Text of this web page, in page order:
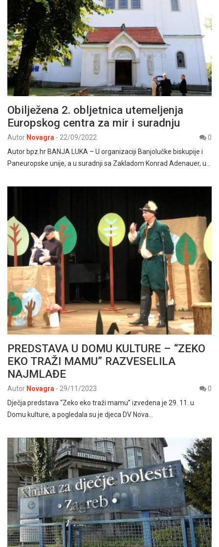
Obilježena 2. obljetnica utemeljenja
Europskog centra za mir i suradnju
Autor Novagra - 22/09/2022
0
Autor bpz.hr BANJA LUKA – U organizaciji Banjolučke biskupije i
Paneuropske unije, a u suradnji sa Zakladom Konrad Adenauer, u…
PREDSTAVA U DOMU KULTURE – “ZEKO
EKO TRAŽI MAMU” RAZVESELILA
NAJMLAĐE
Autor Novagra - 29/11/2023
0
Dječja predstava “Zeko eko traži mamu” izvedena je 29. 11. u
Domu kulture, a pogledala su je djeca DV Nova…